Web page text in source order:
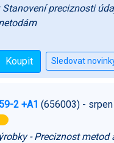
Stanovení preciznosti
2 +A1 (656003) -
- Preciznost metod